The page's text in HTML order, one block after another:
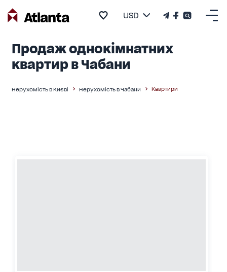
USD
Продаж однокімнатних
квартир в Чабани
Нерухомість в Києві Нерухомість в Чабани Квартири